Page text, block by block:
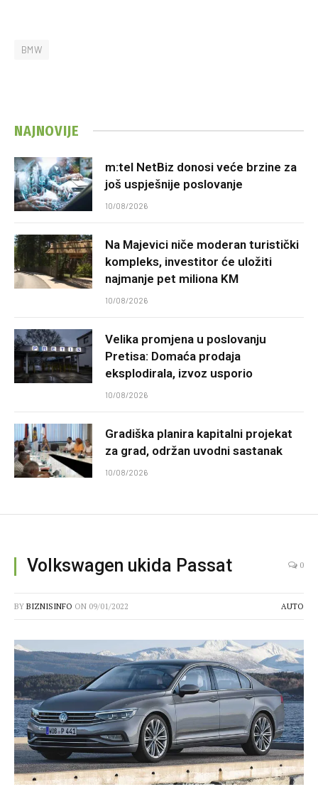
BMW
NAJNOVIJE
m:tel NetBiz donosi veće brzine za
još uspješnije poslovanje
10/08/2026
Na Majevici niče moderan turistički
kompleks, investitor će uložiti
najmanje pet miliona KM
10/08/2026
Velika promjena u poslovanju
Pretisa: Domaća prodaja
eksplodirala, izvoz usporio
10/08/2026
Gradiška planira kapitalni projekat
za grad, održan uvodni sastanak
10/08/2026
Volkswagen ukida Passat 0
BY BIZNISINFO ON 09/01/2022 AUTO